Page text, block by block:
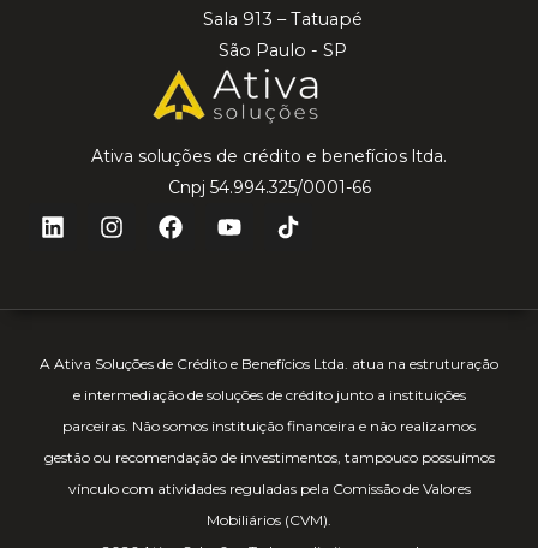
Sala 913 – Tatuapé
São Paulo - SP
Ativa soluções de crédito e benefícios ltda.
Cnpj 54.994.325/0001-66
A Ativa Soluções de Crédito e Benefícios Ltda. atua na estruturação
e intermediação de soluções de crédito junto a instituições
parceiras. Não somos instituição financeira e não realizamos
gestão ou recomendação de investimentos, tampouco possuímos
vínculo com atividades reguladas pela Comissão de Valores
Mobiliários (CVM).